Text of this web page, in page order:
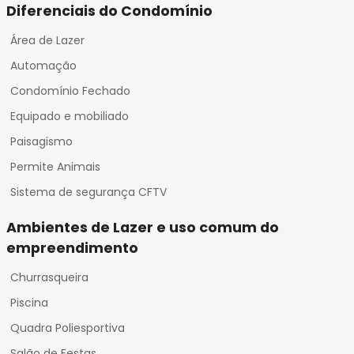
Diferenciais do Condomínio
Área de Lazer
Automação
Condomínio Fechado
Equipado e mobiliado
Paisagismo
Permite Animais
Sistema de segurança CFTV
Ambientes de Lazer e uso comum do
empreendimento
Churrasqueira
Piscina
Quadra Poliesportiva